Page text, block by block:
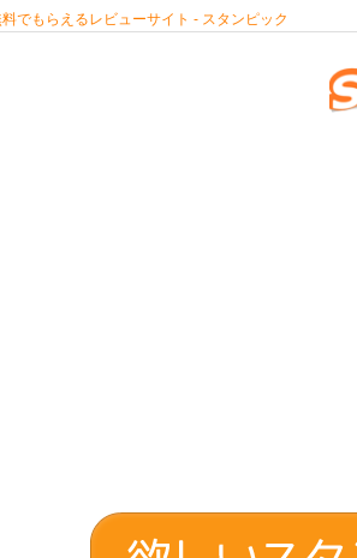
でもらえるレビューサイト - スタンピック